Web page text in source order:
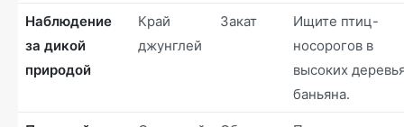
Наблюдение
за дикой
природой
Край
джунглей
Закат
Ищите птиц-
носорогов в
высоких
баньяна.